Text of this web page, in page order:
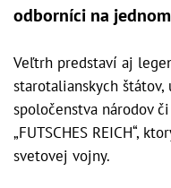
odborníci na
Veľtrh predstaví aj
starotalianskych
spoločenstva národov
„FUTSCHES REICH“,
svetovej vojny.